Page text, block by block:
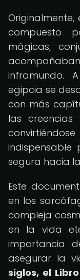
compuesto
mágicas,
inframundo.
egipcia se
con más
las
segura hacia
Este
en los
compleja
en la vida
importancia
asegurar la
siglos, el